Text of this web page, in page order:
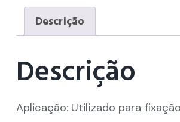
Descrição
Descrição
Aplicação: Utilizado para